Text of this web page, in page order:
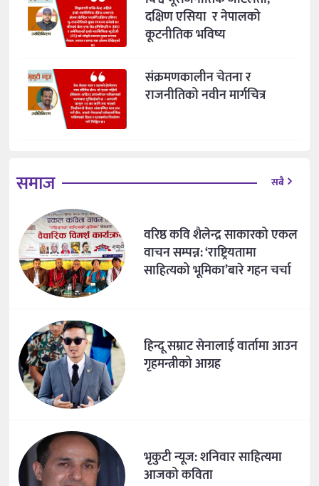
दक्षिण एसिया र नेपालको
कूटनीतिक भविष्य
संक्रमणकालीन चेतना र
राजनीतिको नवीन मार्गचित्र
समाज सबै
वरिष्ठ कवि शैलेन्द्र साकारको एकल
वाचन सम्पन्न: ‘राष्ट्रियतामा
साहित्यको भूमिका’बारे गहन चर्चा
हिन्दू सम्राट सेनालाई वार्तामा आउन
गृहमन्त्रीको आग्रह
भृकुटी न्यूज: शनिवार साहित्यमा
आजको कविता